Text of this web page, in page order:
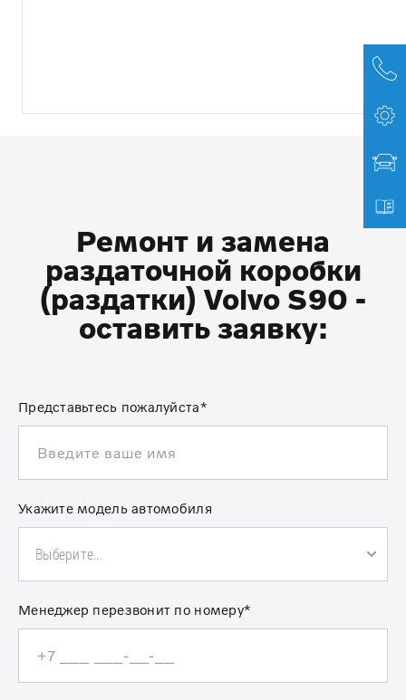
Ремонт и замена
раздаточной коробки
(раздатки) Volvo S90 -
оставить заявку:
Представьтесь пожалуйста*
Укажите модель автомобиля
Выберите...
Менеджер перезвонит по номеру*